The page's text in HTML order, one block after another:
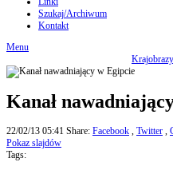
Szukaj/Archiwum
Kontakt
Menu
Krajobrazy
Kanał
22/02/13 05:41 Share: Facebook , Twitter ,
Pokaz slajdów
Tags: